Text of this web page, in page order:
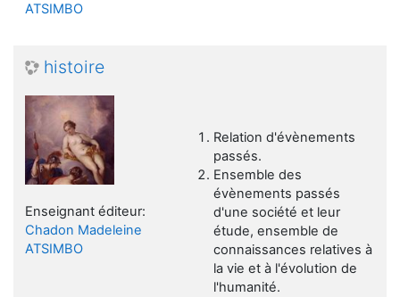
ATSIMBO
histoire
Relation d'évènements
passés.
Ensemble des
évènements passés
d'une société et leur
étude, ensemble de
connaissances relatives à
la vie et à l'évolution de
l'humanité.
Enseignant éditeur:
Chadon Madeleine
ATSIMBO